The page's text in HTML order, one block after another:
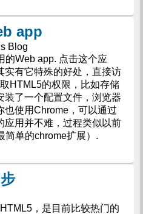
app
Blog
的Web app. 点击这个应
实有它特殊的好处，直接访
HTML5的权限，比如存储
装了一个配置文件，浏览器
也使用Chrome，可以通过
应用并不难，过程类似以前
简单的chrome扩展）.
，是目前比较热门的